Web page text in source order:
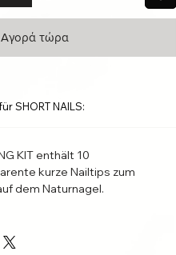
Αγορά τώρα
SHORT NAILS:
KIT enthält 10
kurze Nailtips zum
dem Naturnagel.